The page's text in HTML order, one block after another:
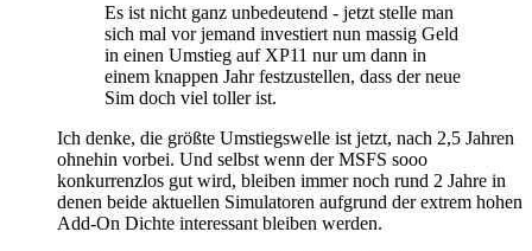
Es ist nicht ganz unbedeutend - jetzt stelle man
sich mal vor jemand investiert nun massig Geld
in einen Umstieg auf XP11 nur um dann in
einem knappen Jahr festzustellen, dass der neue
Sim doch viel toller ist.
Ich denke, die größte Umstiegswelle ist jetzt, nach 2,5 Jahren
ohnehin vorbei. Und selbst wenn der MSFS sooo
konkurrenzlos gut wird, bleiben immer noch rund 2 Jahre in
denen beide aktuellen Simulatoren aufgrund der extrem hohen
Add-On Dichte interessant bleiben werden.